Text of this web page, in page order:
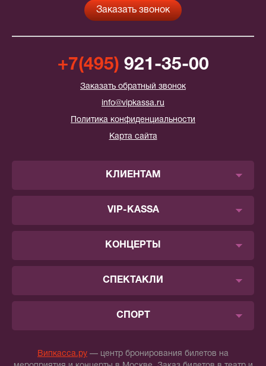
+7(495) 921-35-00
Заказать обратный звонок
info@vipkassa.ru
Политика конфиденциальности
Карта сайта
КЛИЕНТАМ
VIP-KASSA
КОНЦЕРТЫ
СПЕКТАКЛИ
СПОРТ
Випкасса.ру — центр бронирования билетов на